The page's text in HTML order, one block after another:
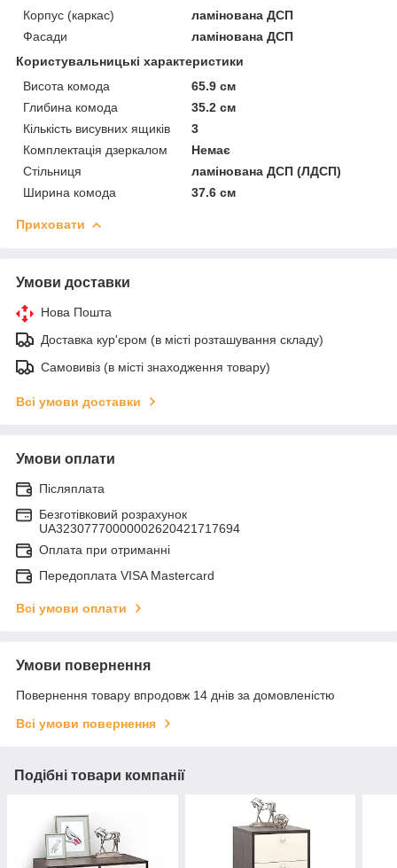
Корпус (каркас)
ламінована ДСП
Фасади
ламінована ДСП
Користувальницькі характеристики
Висота комода
65.9 см
Глибина комода
35.2 см
Кількість висувних ящиків
3
Комплектація дзеркалом
Немає
Стільниця
ламінована ДСП (ЛДСП)
Ширина комода
37.6 см
Приховати
Умови доставки
Нова Пошта
Доставка кур'єром (в місті розташування складу)
Самовивіз (в місті знаходження товару)
Всі умови доставки
Умови оплати
Післяплата
Безготівковий розрахунок
UA32307770000002620421717694
Оплата при отриманні
Передоплата VISA Mastercard
Всі умови оплати
Умови повернення
Повернення товару впродовж 14 днів за домовленістю
Всі умови повернення
Подібні товари компанії